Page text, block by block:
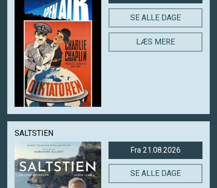
SE ALLE DAGE
LÆS MERE
SALTSTIEN
Fra 21.08.2026
SE ALLE DAGE